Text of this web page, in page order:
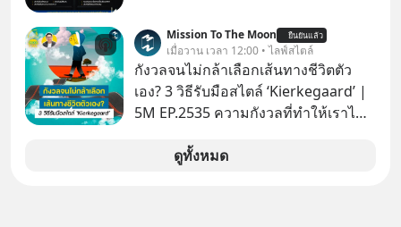
Mission To The Moon ยืนยันแล้ว
เมื่อวาน เวลา 12:00 • ไลฟ์สไตล์
กังวลจนไม่กล้าเลือกเส้นทางชีวิตตัว
เอง? 3 วิธีรับมือสไตล์ ‘Kierkegaard’ |
5M EP.2535 ความกังวลที่ทำให้เราไม่
เรื่องใหญ่ หรือแม้แต่เรื่องสำคัญของ
ดูทั้งหมด